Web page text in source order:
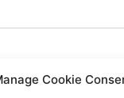
Cookie
nom, mon e-mail